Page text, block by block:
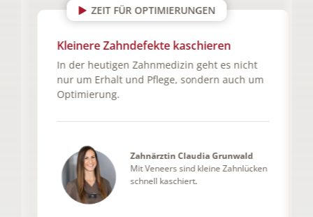
ZEIT FÜR OPTIMIERUNGEN
Kleinere Zahndefekte kaschieren
In der heutigen Zahnmedizin geht es nicht
nur um Erhalt und Pflege, sondern auch um
Optimierung.
Zahnärztin Claudia Grunwald
Mit Veneers sind kleine Zahnlücken
schnell kaschiert.